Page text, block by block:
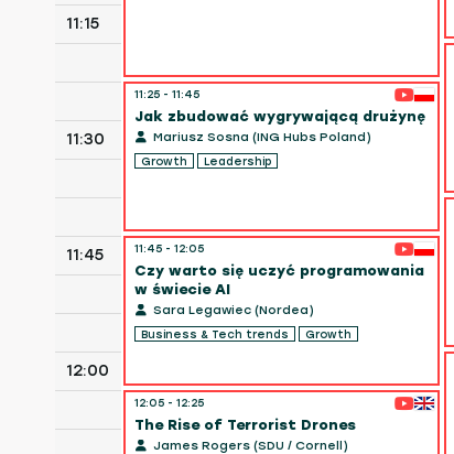
11:15
11:30
11:45
12:00
11:25 - 11:45
Jak zbudować wygrywającą drużynę
Mariusz Sosna (ING Hubs Poland)
Growth
Leadership
11:45 - 12:05
Czy warto się uczyć programowania
w świecie AI
Sara Legawiec (Nordea)
Business & Tech trends
Growth
12:05 - 12:25
The Rise of Terrorist Drones
James Rogers (SDU / Cornell)